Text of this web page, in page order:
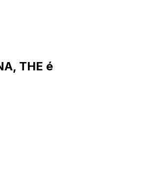
THE é